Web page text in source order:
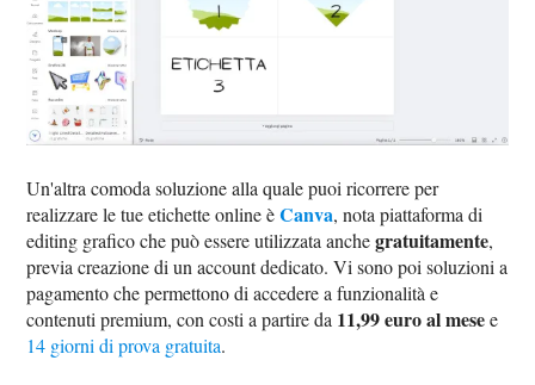
Un'altra comoda soluzione alla quale puoi ricorrere per
realizzare le tue etichette online èCanva, nota piattaforma di
editing grafico che può essere utilizzata anchegratuitamente,
previa creazione di un account dedicato. Vi sono poi soluzioni a
pagamento che permettono di accedere a funzionalità e
contenuti premium, con costi a partire da 11,99 euro al mesee
14 giorni di prova gratuita.